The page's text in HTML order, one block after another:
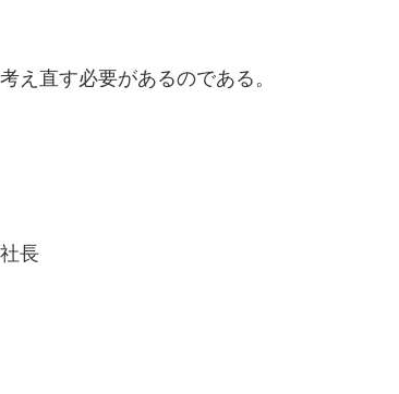
え直す必要があるのである。
長